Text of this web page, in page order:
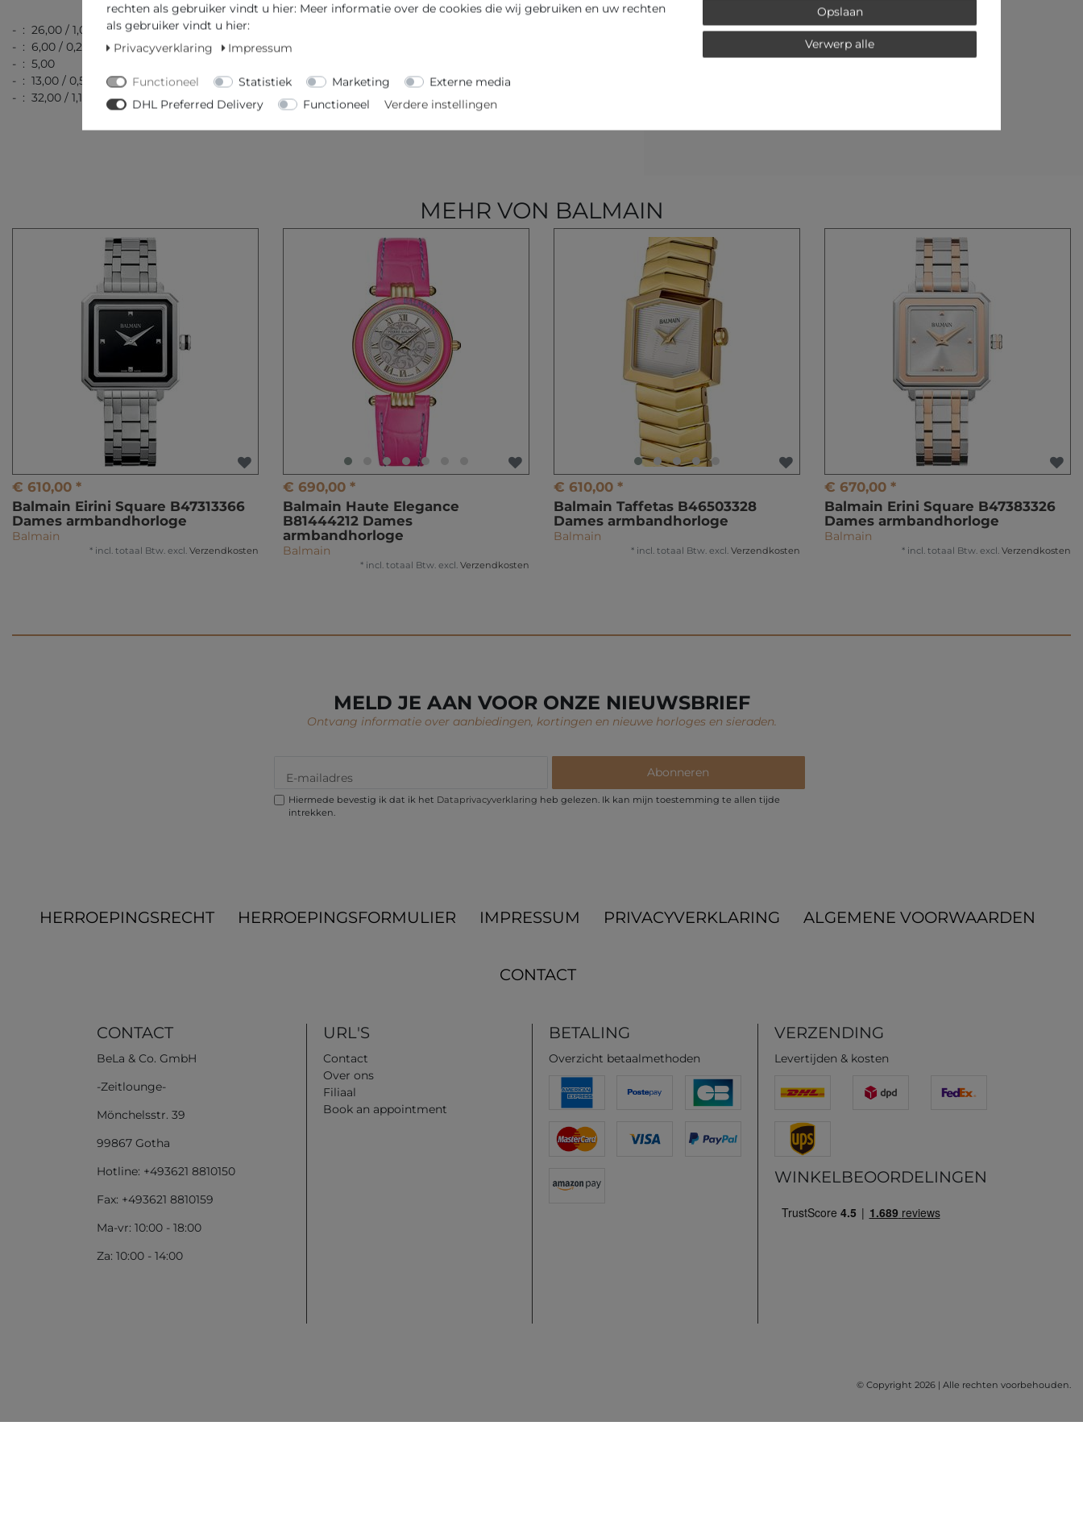
- : 26,00 / 1,02
- : 6,00 / 0,24
- : 5,00
- : 13,00 / 0,51
- : 32,00 / 1,13
MEHR VON BALMAIN
€ 610,00 *
Balmain Eirini Square B47313366
Dames armbandhorloge
Balmain
* incl. totaal Btw. excl. Verzendkosten
€ 690,00 *
Balmain Haute Elegance
B81444212 Dames
armbandhorloge
Balmain
* incl. totaal Btw. excl. Verzendkosten
€ 610,00 *
Balmain Taffetas B46503328
Dames armbandhorloge
Balmain
* incl. totaal Btw. excl. Verzendkosten
€ 670,00 *
Balmain Erini Square B47383326
Dames armbandhorloge
Balmain
* incl. totaal Btw. excl. Verzendkosten
MELD JE AAN VOOR ONZE NIEUWSBRIEF
Ontvang informatie over aanbiedingen, kortingen en nieuwe horloges en sieraden.
Abonneren
Hiermede bevestig ik dat ik het Data­privacy­verklaring heb gelezen. Ik kan mijn toestemming te allen tijde
intrekken.
HERROEPINGS­RECHT HERROEPINGS­FORMULIER IMPRESSUM PRIVACYVERKLARING ALGEMENE VOORWAARDEN
CONTACT
CONTACT
BeLa & Co. GmbH
-Zeitlounge-
Mönchelsstr. 39
99867 Gotha
Hotline: +493621 8810150
Fax: +493621 8810159
Ma-vr: 10:00 - 18:00
Za: 10:00 - 14:00
URL'S
Contact
Over ons
Filiaal
Book an appointment
BETALING
Overzicht betaalmethoden
VERZENDING
Levertijden & kosten
WINKELBEOORDELINGEN
© Copyright 2026 | Alle rechten voorbehouden.
rechten als gebruiker vindt u hier: Meer informatie over de cookies die wij gebruiken en uw rechten
als gebruiker vindt u hier:
Privacyverklaring
Impressum
Functioneel Statistiek Marketing
Externe media
DHL Preferred Delivery
Functioneel Verdere instellingen
Opslaan
Verwerp alle